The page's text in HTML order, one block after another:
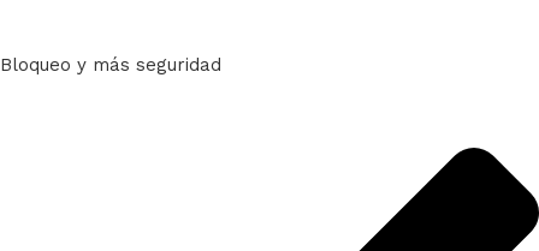
Bloqueo y más seguridad